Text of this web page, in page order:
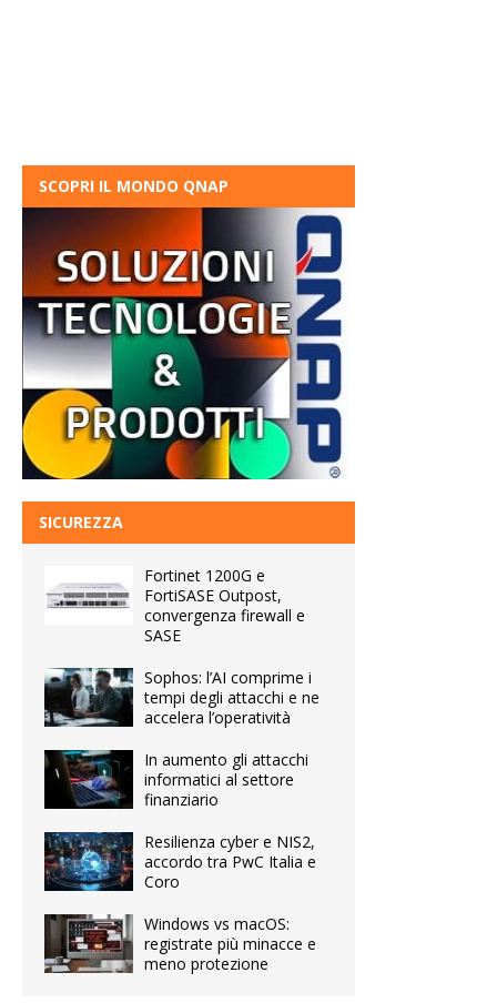
SCOPRI IL MONDO QNAP
SICUREZZA
Fortinet 1200G e
FortiSASE Outpost,
convergenza firewall e
SASE
Sophos: l’AI comprime i
tempi degli attacchi e ne
accelera l’operatività
In aumento gli attacchi
informatici al settore
finanziario
Resilienza cyber e NIS2,
accordo tra PwC Italia e
Coro
Windows vs macOS:
registrate più minacce e
meno protezione